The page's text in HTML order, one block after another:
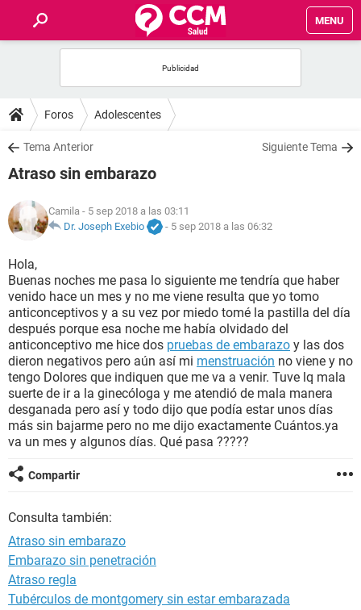
MENU
FOROS
SALUD
NUTRICIÓN
BIENESTAR
SEXUALIDAD
GLOSARIO
Foros Adolescentes
Tema Anterior Siguiente Tema
Atraso sin embarazo
Camila - 5 sep 2018 a las 03:11
Dr. Joseph Exebio
- 5 sep 2018 a las 06:32
Hola,
Buenas noches me pasa lo siguiente me tendría que haber
venido hace un mes y no me viene resulta que yo tomo
anticonceptivos y a su vez por miedo tomé la pastilla del día
después porque esa noche me había olvidado del
anticonceptivo me hice dos pruebas de embarazo y las dos
dieron negativos pero aún así mi menstruación no viene y no
tengo Dolores que indiquen que me va a venir. Tuve lq mala
suerte de ir a la ginecóloga y me atendió de mala manera
desganada pero así y todo dijo que podía estar unos días
más sin bajarme pero no me dijo exactamente Cuántos.ya
va un mes y algunos días. Qué pasa ?????
Compartir
Consulta también:
Atraso sin embarazo
Embarazo sin penetración
Atraso regla
Tubérculos de montgomery sin estar embarazada